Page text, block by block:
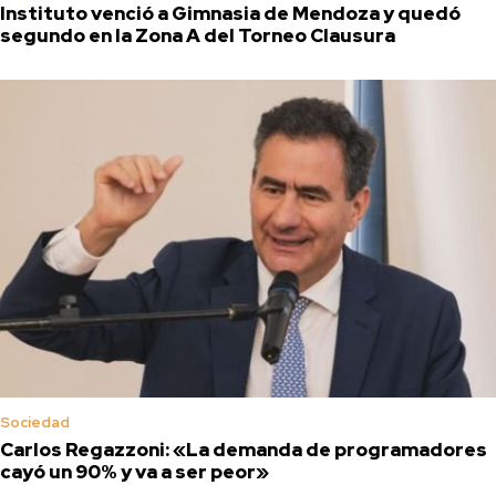
Instituto venció a Gimnasia de Mendoza y quedó
segundo en la Zona A del Torneo Clausura
Sociedad
Carlos Regazzoni: «La demanda de programadores
cayó un 90% y va a ser peor»